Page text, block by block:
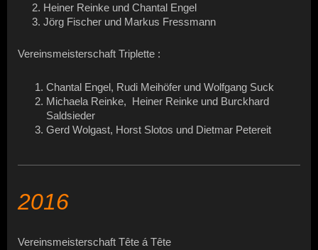
2. Heiner Reinke und Chantal Engel
3. Jörg Fischer und Markus Fressmann
Vereinsmeisterschaft Triplette :
Chantal Engel, Rudi Meihöfer und Wolfgang Suck
Michaela Reinke, Heiner Reinke und Burckhard
Saldsieder
Gerd Wolgast, Horst Slotos und Dietmar Petereit
2016
Vereinsmeisterschaft Tête á Tête